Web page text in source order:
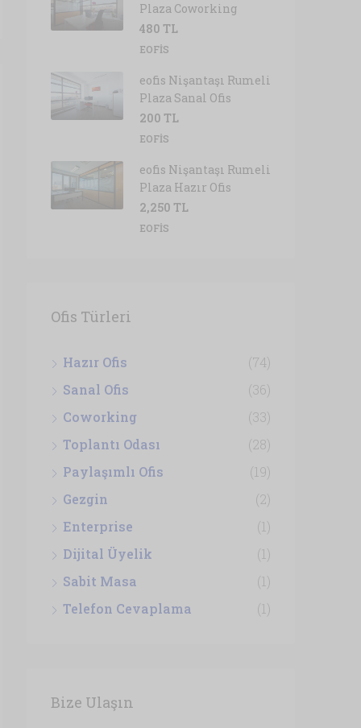
Plaza Coworking
480 TL
EOFIS
eofis Nişantaşı Rumeli
Plaza Sanal Ofis
200 TL
EOFIS
eofis Nişantaşı Rumeli
Plaza Hazır Ofis
2,250 TL
EOFIS
Ofis Türleri
Hazır Ofis
(74)
Sanal Ofis
(36)
Coworking
(33)
Toplantı Odası
(28)
Paylaşımlı Ofis
(19)
Gezgin
(2)
Enterprise
(1)
Dijital Üyelik
(1)
Sabit Masa
(1)
Telefon Cevaplama
(1)
Bize Ulaşın